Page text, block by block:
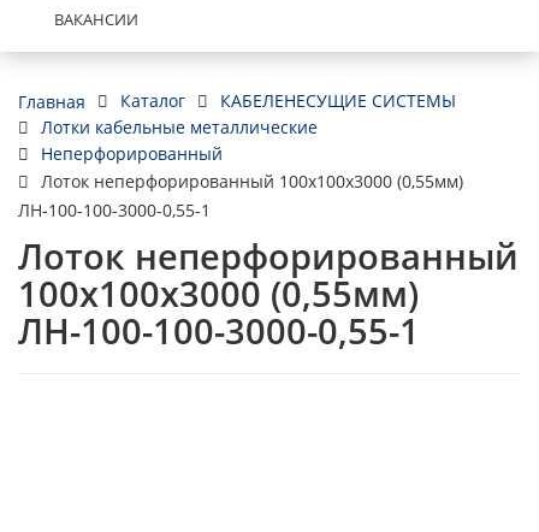
ВАКАНСИИ
Главная Каталог
КАБЕЛЕНЕСУЩИЕ СИСТЕМЫ
Лотки кабельные металлические
Неперфорированный
Лоток неперфорированный 100х100х3000 (0,55мм)
ЛН-100-100-3000-0,55-1
Лоток неперфорированный
100х100х3000 (0,55мм)
ЛН-100-100-3000-0,55-1